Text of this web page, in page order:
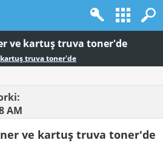
ve kartuş truva toner'de
truva toner'de
AM
ve kartuş truva toner'de